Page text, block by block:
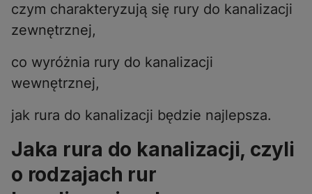
czym charakteryzują się rury do kanalizacji
zewnętrznej,
co wyróżnia rury do kanalizacji
wewnętrznej,
jak rura do kanalizacji będzie najlepsza.
Jaka rura do kanalizacji, czyli
o rodzajach rur